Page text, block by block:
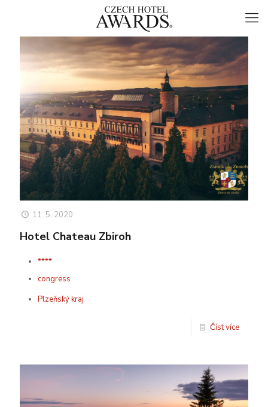
11. 5. 2020
Hotel Chateau Zbiroh
****
congress
Plzeňský kraj
Číst více